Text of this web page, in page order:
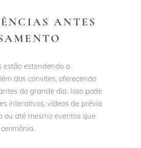
ANTES
estão estendendo a
dos convites, oferecendo
do grande dia. Isso pode
interativos, vídeos de prévia
ou até mesmo eventos que